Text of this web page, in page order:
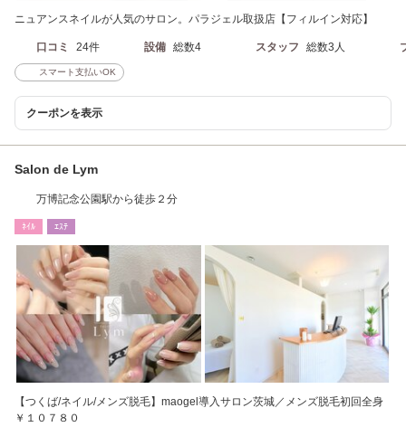
ニュアンスネイルが人気のサロン。パラジェル取扱店【フィルイン対応】
口コミ 24件 設備 総数4 スタッフ 総数3人
スマート支払いOK
クーポンを表示
Salon de Lym
万博記念公園駅から徒歩２分
ﾈｲﾙ ｴｽﾃ
【つくば/ネイル/メンズ脱毛】maogel導入サロン茨城／メンズ脱毛初回全身
￥１０７８０